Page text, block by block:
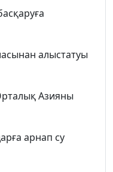
алыстатуы
Азияны
арнап су